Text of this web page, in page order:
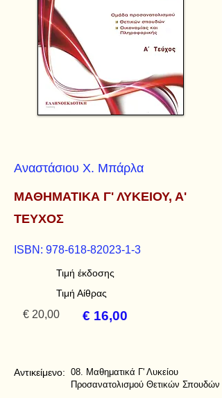
Αναστάσιου Χ. Μπάρλα
ΜΑΘΗΜΑΤΙΚΑ Γ' ΛΥΚΕΙΟΥ, Α'
ΤΕΥΧΟΣ
ISBN: 978-618-82023-1-3
Τιμή έκδοσης
Τιμή Αίθρας
€ 20,00 € 16,00
Αντικείμενο: 08. Μαθηματικά Γ' Λυκείου
Προσανατολισμού Θετικών Σπουδών